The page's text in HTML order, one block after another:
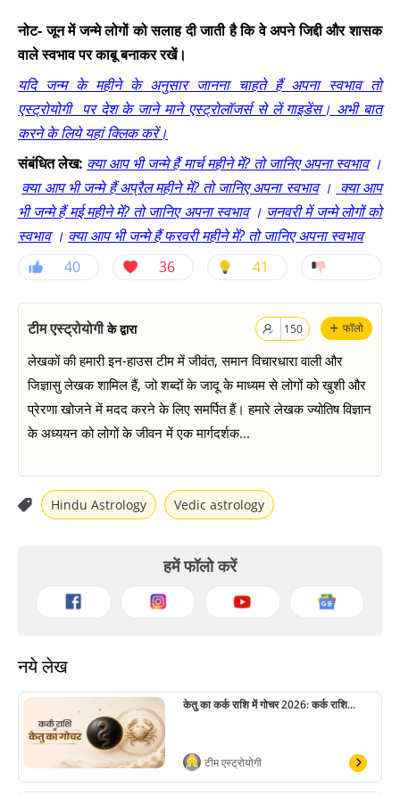
नोट- जून में जन्मे लोगों को सलाह दी जाती है कि वे अपने जिद्दी और शासक
वाले स्वभाव पर काबू बनाकर रखें।
यदि जन्म के महीने के अनुसार जानना चाहते हैं अपना स्वभाव तो
एस्ट्रोयोगी पर देश के जाने माने एस्ट्रोलॉजर्स से लें गाइडेंस। अभी बात
करने के लिये यहां क्लिक करें।
संबंधित लेख: क्या आप भी जन्मे हैं मार्च महीने में? तो जानिए अपना स्वभाव।
क्या आप भी जन्मे हैं अप्रैल महीने में? तो जानिए अपना स्वभाव। क्या आप
भी जन्मे हैं मई महीने में? तो जानिए अपना स्वभाव। जनवरी में जन्मे लोगों को
स्वभाव। क्या आप भी जन्मे हैं फरवरी महीने में? तो जानिए अपना स्वभाव
40
36 41
+ फॉलो
150
टीम एस्ट्रोयोगीके द्वारा
लेखकों की हमारी इन-हाउस टीम में जीवंत, समान विचारधारा वाली और
जिज्ञासु लेखक शामिल हैं, जो शब्दों के जादू के माध्यम से लोगों को खुशी और
प्रेरणा खोजने में मदद करने के लिए समर्पित हैं। हमारे लेखक ज्योतिष विज्ञान
के अध्ययन को लोगों के जीवन में एक मार्गदर्शक...
Hindu Astrology Vedic astrology
हमें फॉलो करें
नये लेख
केतु का कर्क राशि में गोचर 2026: कर्क राशि...
टीम एस्ट्रोयोगी